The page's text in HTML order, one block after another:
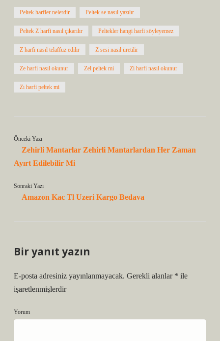
Peltek harfler nelerdir Peltek se nasıl yazılır
Peltek Z harfi nasıl çıkarılır Peltekler hangi harfi söyleyemez
Z harfi nasıl telaffuz edilir Z sesi nasıl üretilir
Ze harfi nasıl okunur Zel peltek mi Zi harfi nasıl okunur
Zı harfi peltek mi
Önceki Yazı
Zehirli Mantarlar Zehirli Mantarlardan Her Zaman
Ayırt Edilebilir Mi
Sonraki Yazı
Amazon Kac Tl Uzeri Kargo Bedava
Bir yanıt yazın
E-posta adresiniz yayınlanmayacak. Gerekli alanlar * ile
işaretlenmişlerdir
Yorum